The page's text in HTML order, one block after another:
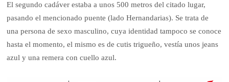
El segundo cadáver estaba a unos 500 metros del citado lugar,
pasando el mencionado puente (lado Hernandarias). Se trata de
una persona de sexo masculino, cuya identidad tampoco se conoce
hasta el momento, el mismo es de cutis trigueño, vestía unos jeans
azul y una remera con cuello azul.